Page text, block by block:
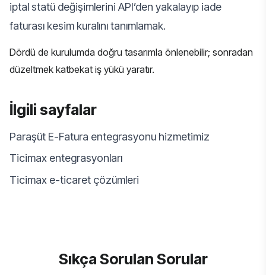
iptal statü değişimlerini API’den yakalayıp iade
faturası kesim kuralını tanımlamak.
Dördü de kurulumda doğru tasarımla önlenebilir; sonradan
düzeltmek katbekat iş yükü yaratır.
İlgili sayfalar
Paraşüt E-Fatura entegrasyonu hizmetimiz
Ticimax entegrasyonları
Ticimax e-ticaret çözümleri
Sıkça Sorulan Sorular